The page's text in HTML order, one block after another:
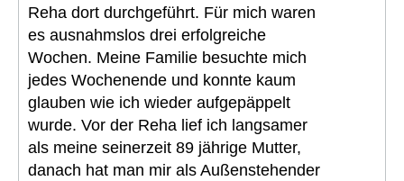
Reha dort durchgeführt. Für mich waren
es ausnahmslos drei erfolgreiche
Wochen. Meine Familie besuchte mich
jedes Wochenende und konnte kaum
glauben wie ich wieder aufgepäppelt
wurde. Vor der Reha lief ich langsamer
als meine seinerzeit 89 jährige Mutter,
danach hat man mir als Außenstehender